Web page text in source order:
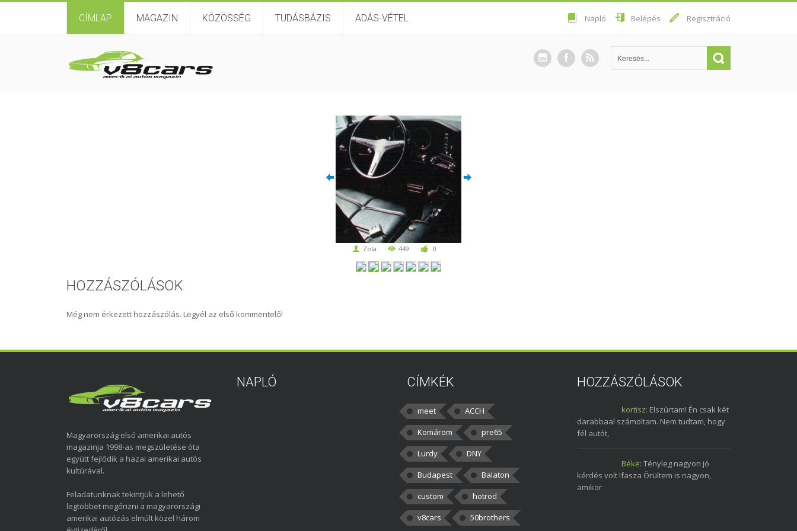
CÍMLAP MAGAZIN KÖZÖSSÉG TUDÁSBÁZIS ADÁS-VÉTEL Napló Belépés Regisztráció
Zola 449 0
HOZZÁSZÓLÁSOK
Még nem érkezett hozzászólás. Legyél az első kommentelő!
Magyarország első amerikai autós
magazinja 1998-as megszületése óta
együtt fejlődik a hazai amerikai autós
kultúrával.
Feladatunknak tekintjük a lehető
legtöbbet megőrizni a magyarországi
amerikai autózás elmúlt közel három
NAPLÓ CÍMKÉK
meet
ACCH
Komárom
pre65
Lurdy
DNY
Budapest
Balaton
custom
hotrod
v8cars
50brothers
HOZZÁSZÓLÁSOK
kortisz: Elszúrtam! Én csak két
darabbaal számoltam. Nem tudtam, hogy
fél autót,
Béke: Tényleg nagyon jó
kérdés volt !fasza Örültem is nagyon,
amikor